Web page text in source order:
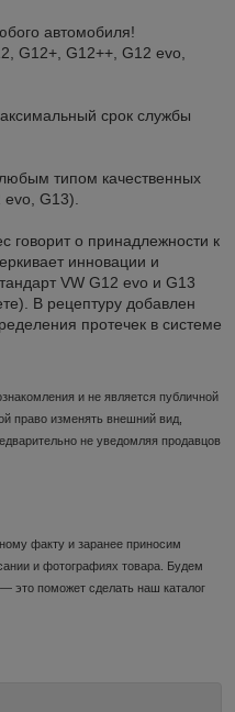
автомобиля!
G12+, G12++, G12 evo,
срок службы
типом качественных
G13).
говорит о принадлежности к
инновации и
VW G12 evo и G13
В рецептуру добавлен
протечек в системе
и не является публичной
право изменять внешний вид,
не уведомляя продавцов
факту и заранее приносим
и фотографиях товара. Будем
— это поможет сделать наш каталог